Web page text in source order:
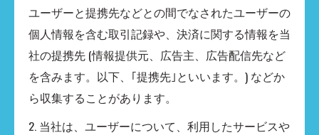
ユーザーと提携先などとの間でなされたユーザーの
個人情報を含む取引記録や、決済に関する情報を当
社の提携先 (情報提供元、広告主、広告配信先など
を含みます。以下、｢提携先｣といいます。) などか
ら収集することがあります。
2. 当社は、ユーザーについて、利用したサービスや